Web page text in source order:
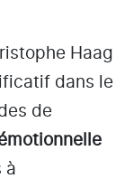
Haag
dans le
de
à